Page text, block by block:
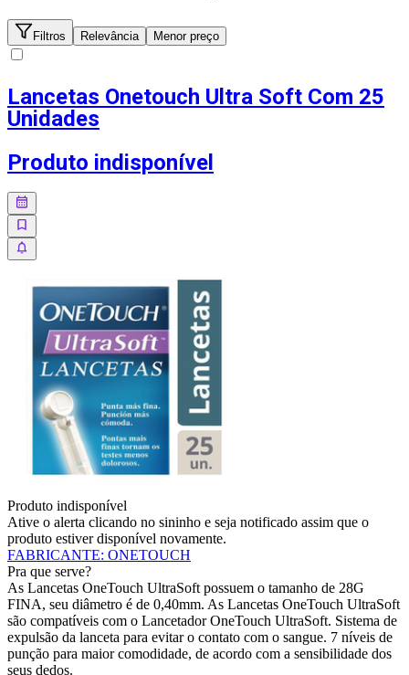
Filtros Relevância Menor preço
Lancetas Onetouch Ultra Soft Com 25
Unidades
Produto indisponível
Produto indisponível
Ative o alerta clicando no sininho e seja notificado assim que o
produto estiver disponível novamente.
FABRICANTE: ONETOUCH
Pra que serve?
As Lancetas OneTouch UltraSoft possuem o tamanho de 28G
FINA, seu diâmetro é de 0,40mm. As Lancetas OneTouch UltraSoft
são compatíveis com o Lancetador OneTouch UltraSoft. Sistema de
expulsão da lanceta para evitar o contato com o sangue. 7 níveis de
punção para maior comodidade, de acordo com a sensibilidade dos
seus dedos.